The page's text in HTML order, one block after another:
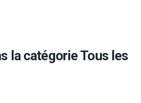
la catégorie Tous les